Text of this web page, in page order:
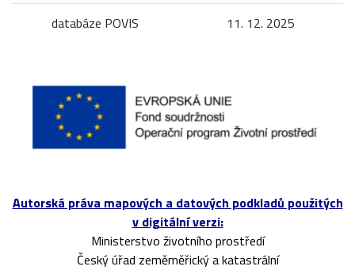
databáze POVIS 11. 12. 2025
Autorská práva mapových a datových podkladů použitých
v digitální verzi:
Ministerstvo životního prostředí
Český úřad zeměměřický a katastrální